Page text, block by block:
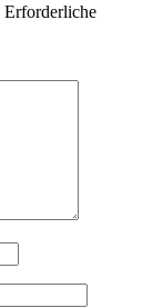
Erforderliche